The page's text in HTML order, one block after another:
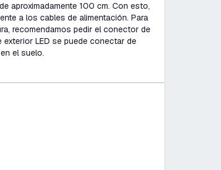
aproximadamente 100 cm. Con esto,
a los cables de alimentación. Para
recomendamos pedir el conector de
LED se puede conectar de
el suelo.